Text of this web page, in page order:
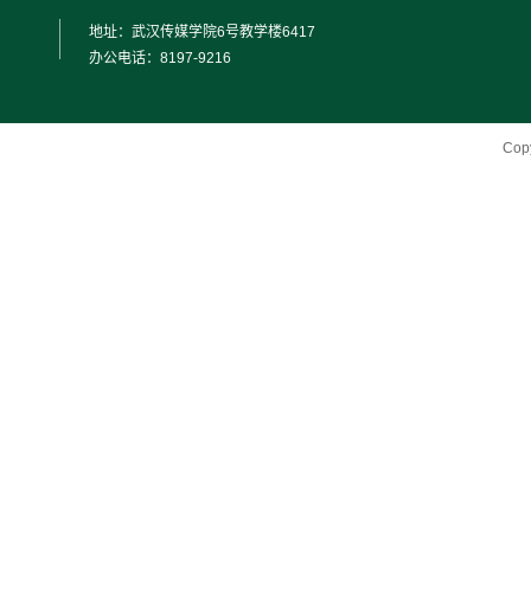
地址： 武汉传媒学院6号教学楼6417
办公电话： 8197-9216